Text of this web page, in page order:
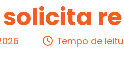
solicita
Tempo de